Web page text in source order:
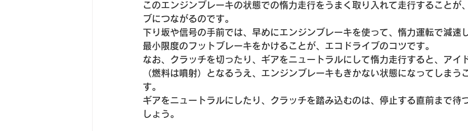
このエンジンブレーキの状態での惰力走行をうまく取り入れて走行することが
ブにつながるのです。
下り坂や信号の手前では、早めにエンジンブレーキを使って、惰力運転で減速
最小限度のフットブレーキをかけることが、エコドライブのコツです。
なお、クラッチを切ったり、ギアをニュートラルにして惰力走行すると、アイ
（燃料は噴射）となるうえ、エンジンブレーキもきかない状態になってしまう
す。
ギアをニュートラルにしたり、クラッチを踏み込むのは、停止する直前まで待
しょう。